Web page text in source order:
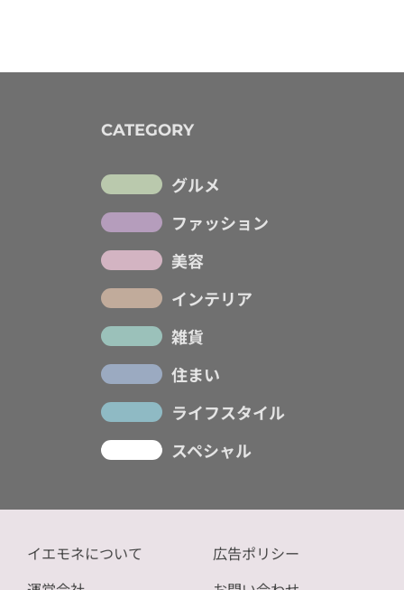
CATEGORY
グルメ
ファッション
美容
インテリア
雑貨
住まい
ライフスタイル
スペシャル
イエモネについて
広告ポリシー